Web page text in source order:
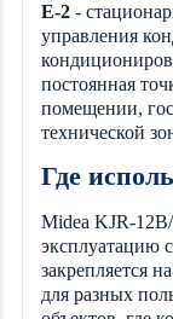
E-2 -
управления
постоянная
помещении,
технической
Где
Midea KJR-
эксплуатацию
закрепляется
для разных